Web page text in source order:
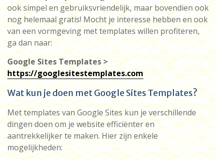
ook simpel en gebruiksvriendelijk, maar bovendien ook
nog helemaal gratis! Mocht je interesse hebben en ook
van een vormgeving met templates willen profiteren,
ga dan naar:
Google Sites Templates >
https://googlesitestemplates.com
Wat kun je doen met Google Sites Templates?
Met templates van Google Sites kun je verschillende
dingen doen om je website efficiënter en
aantrekkelijker te maken. Hier zijn enkele
mogelijkheden: